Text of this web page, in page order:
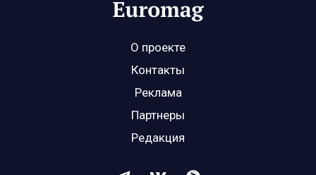
О проекте
Контакты
Реклама
Партнеры
Редакция